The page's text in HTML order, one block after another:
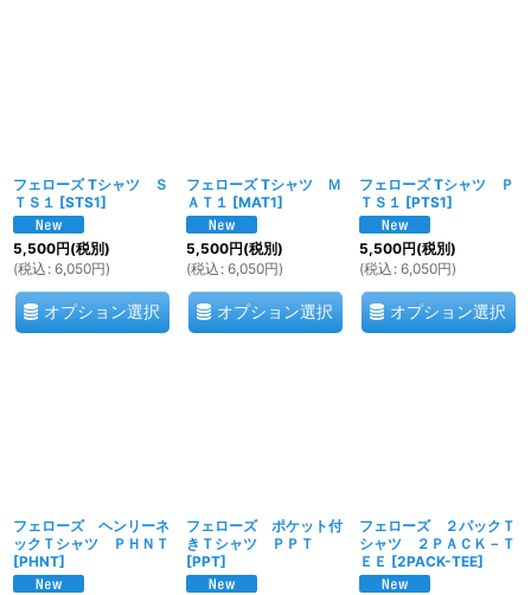
フェローズ Tシャツ Ｓ
ＴＳ１ [STS1]
5,500円(税別)
(税込 : 6,050円)
オプション選択
フェローズ Tシャツ Ｍ
ＡＴ１ [MAT1]
5,500円(税別)
(税込 : 6,050円)
オプション選択
フェローズ Tシャツ Ｐ
ＴＳ１ [PTS1]
5,500円(税別)
(税込 : 6,050円)
オプション選択
フェローズ ヘンリーネ
ックＴシャツ ＰＨＮＴ
[PHNT]
フェローズ ポケット付
きＴシャツ ＰＰＴ
[PPT]
フェローズ ２パックＴ
シャツ ２ＰＡＣＫ－Ｔ
ＥＥ [2PACK-TEE]